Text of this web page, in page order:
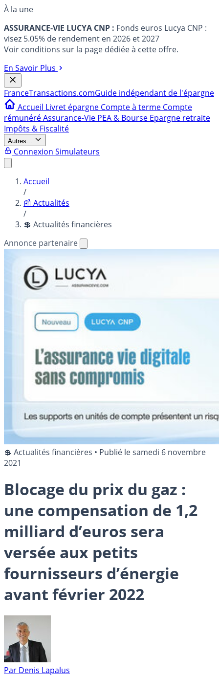
À la une
ASSURANCE-VIE LUCYA CNP : Fonds euros Lucya CNP :
visez 5.05% de rendement en 2026 et 2027
Voir conditions sur la page dédiée à cette offre.
En Savoir Plus
FranceTransactions.comGuide indépendant de l'épargne
Accueil Livret épargne Compte à terme Compte
rémunéréAssurance-Vie PEA & Bourse Epargne retraite
Impôts & Fiscalité
Autres...
Connexion Simulateurs
Accueil
/
📰 Actualités
/
💲 Actualités financières
Annonce partenaire
💲 Actualités financières • Publié lesamedi 6 novembre
2021
Blocage du prix du gaz :
une compensation de 1,2
milliard d’euros sera
versée aux petits
fournisseurs d’énergie
avant février 2022
Par Denis Lapalus